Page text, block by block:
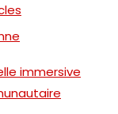
immersive